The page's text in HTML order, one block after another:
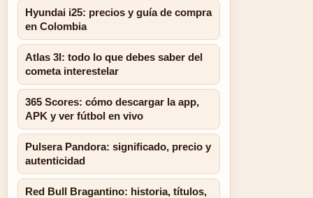
Hyundai i25: precios y guía de compra
en Colombia
Atlas 3I: todo lo que debes saber del
cometa interestelar
365 Scores: cómo descargar la app,
APK y ver fútbol en vivo
Pulsera Pandora: significado, precio y
autenticidad
Red Bull Bragantino: historia, títulos,